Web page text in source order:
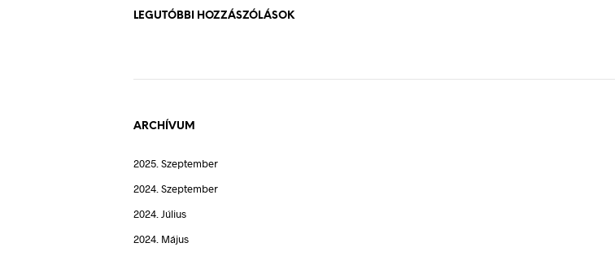
LEGUTÓBBI HOZZÁSZÓLÁSOK
ARCHÍVUM
2025. Szeptember
2024. Szeptember
2024. Július
2024. Május